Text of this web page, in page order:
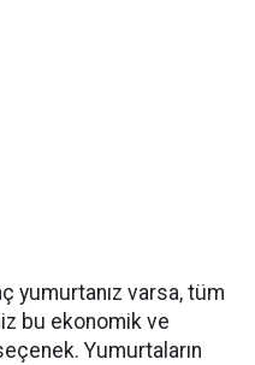
yumurtanız varsa, tüm
bu ekonomik ve
Yumurtaların